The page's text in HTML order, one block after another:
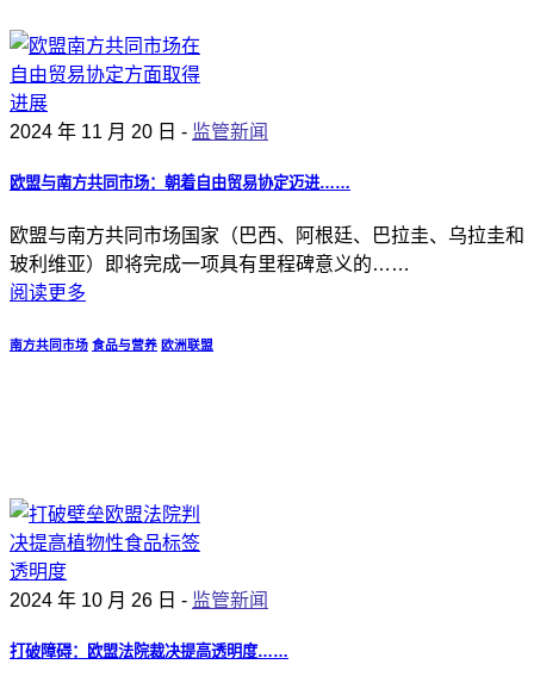
2024 年 11 月 20 日 - 监管新闻
欧盟与南方共同市场：朝着自由贸易协定迈进……
欧盟与南方共同市场国家（巴西、阿根廷、巴拉圭、乌拉圭和
玻利维亚）即将完成一项具有里程碑意义的……
阅读更多
南方共同市场 食品与营养 欧洲联盟
2024 年 10 月 26 日 - 监管新闻
打破障碍：欧盟法院裁决提高透明度……